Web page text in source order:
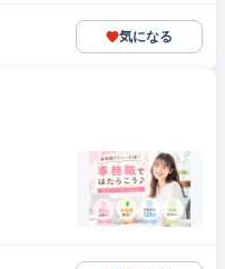
気になる